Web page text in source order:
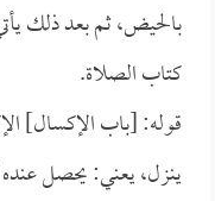
بالحيض، ثم بعد ذلك
كتاب الصلاة.
قوله: [باب الإكسال]
ينزل، يعني: يحصل